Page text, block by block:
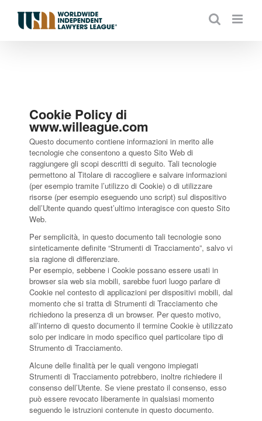
Cookie Policy di
www.willeague.com
Questo documento contiene informazioni in merito alle
tecnologie che consentono a questo Sito Web di
raggiungere gli scopi descritti di seguito. Tali tecnologie
permettono al Titolare di raccogliere e salvare informazioni
(per esempio tramite l’utilizzo di Cookie) o di utilizzare
risorse (per esempio eseguendo uno script) sul dispositivo
dell’Utente quando quest’ultimo interagisce con questo Sito
Web.
Per semplicità, in questo documento tali tecnologie sono
sinteticamente definite “Strumenti di Tracciamento”, salvo vi
sia ragione di differenziare.
Per esempio, sebbene i Cookie possano essere usati in
browser sia web sia mobili, sarebbe fuori luogo parlare di
Cookie nel contesto di applicazioni per dispositivi mobili, dal
momento che si tratta di Strumenti di Tracciamento che
richiedono la presenza di un browser. Per questo motivo,
all’interno di questo documento il termine Cookie è utilizzato
solo per indicare in modo specifico quel particolare tipo di
Strumento di Tracciamento.
Alcune delle finalità per le quali vengono impiegati
Strumenti di Tracciamento potrebbero, inoltre richiedere il
consenso dell’Utente. Se viene prestato il consenso, esso
può essere revocato liberamente in qualsiasi momento
seguendo le istruzioni contenute in questo documento.